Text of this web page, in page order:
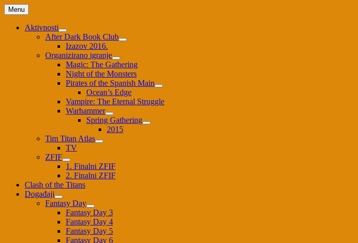
Skip
to
content
Menu
Aktivnosti
After Dark Book Club
Izazov 2016.
Organizirano igranje
Magic: The Gathering
Night of the Monsters
Pirates of the Spanish Main
Ocean’s Edge
Vampire: The Eternal Struggle
Warhammer
Spring Gathering
2015
Tim Titan Atlas
TV
ZFIF
1. Finalni ZFIF
2. Finalni ZFIF
Clash of the Titans
Događaji
Fantasy Day
Fantasy Day 3
Fantasy Day 4
Fantasy Day 5
Fantasy Day 6